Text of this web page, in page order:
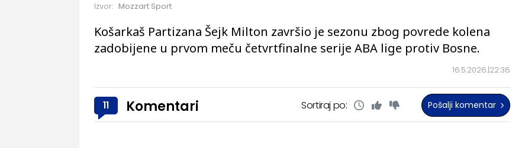
16.5.2026. 22:36
Košarkaš Partizana Šejk Milton završio je sezonu zbog povrede kolena
zadobijene u prvom meču četvrtfinalne serije ABA lige protiv Bosne.
Izvor: Mozzart Sport
11 Komentari Sortiraj po: Pošalji komentar